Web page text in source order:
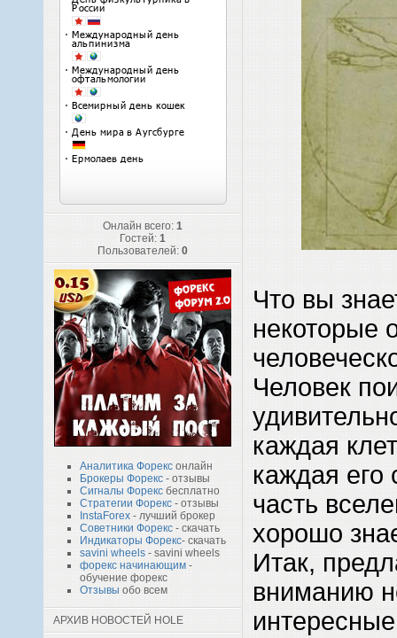
Онлайн всего: 1
Гостей: 1
Пользователей: 0
Аналитика Форекс онлайн
Брокеры Форекс - отзывы
Сигналы Форекс бесплатно
Стратегии Форекс - отзывы
InstaForex - лучший брокер
Советники Форекс - скачать
Индикаторы Форекс- скачать
savini wheels - savini wheels
форекс начинающим -
обучение форекс
Отзывы обо всем
АРХИВ НОВОСТЕЙ HOLE
Что вы
некоторые
Человек
каждая
каждая его
часть
хорошо
Итак,
вниманию